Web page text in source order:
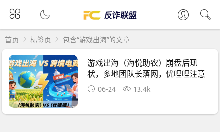
首页 标签页 包含“游戏出海”的文章
游戏出海（海悦助农）崩盘后现
状，多地团队长落网，优哩哩注意
了 06-24 13.4k